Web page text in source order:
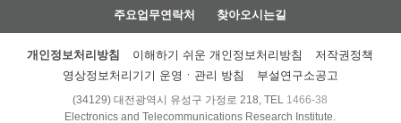
주요업무연락처 찾아오시는길
개인정보처리방침 이해하기 쉬운 개인정보처리방침
저작권정책
영상정보처리기기 운영ㆍ관리 방침
부설연구소공고
(34129) 대전광역시 유성구 가정로 218, TEL 1466-38
Electronics and Telecommunications Research Institute.